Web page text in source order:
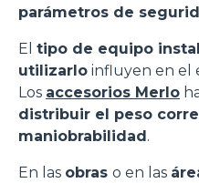
parámetros de
El tipo de equipo
utilizarlo influyen en el
Los accesorios Merlo
distribuir el peso
maniobrabilidad.
En las obras o en las